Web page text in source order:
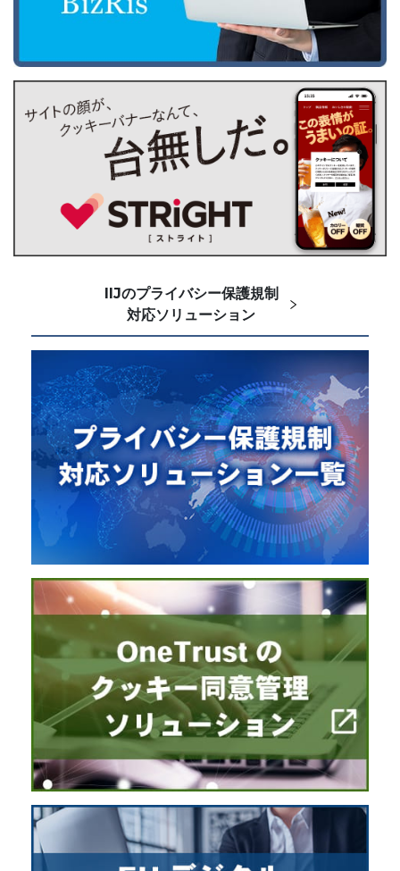
IIJのプライバシー保護規制
対応ソリューション